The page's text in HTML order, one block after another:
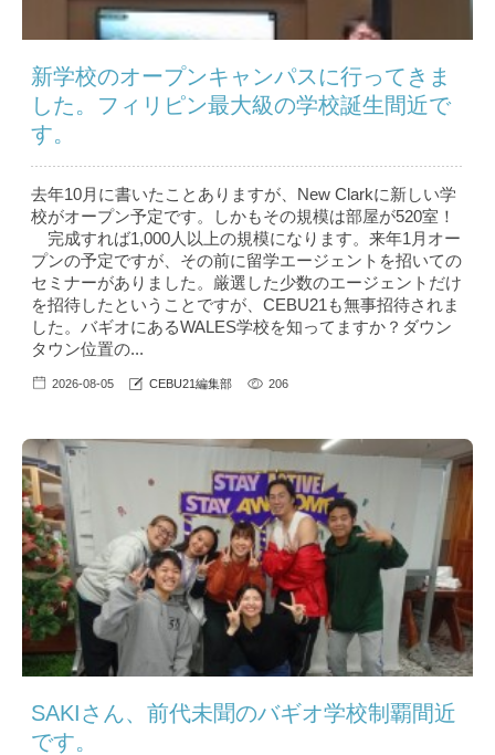
新学校のオープンキャンパスに行ってきま
した。フィリピン最大級の学校誕生間近で
す。
去年10月に書いたことありますが、New Clarkに新しい学
校がオープン予定です。しかもその規模は部屋が520室！
完成すれば1,000人以上の規模になります。来年1月オー
プンの予定ですが、その前に留学エージェントを招いての
セミナーがありました。厳選した少数のエージェントだけ
を招待したということですが、CEBU21も無事招待されま
した。バギオにあるWALES学校を知ってますか？ダウン
タウン位置の...
2026-08-05 CEBU21編集部 206
SAKIさん、前代未聞のバギオ学校制覇間近
です。